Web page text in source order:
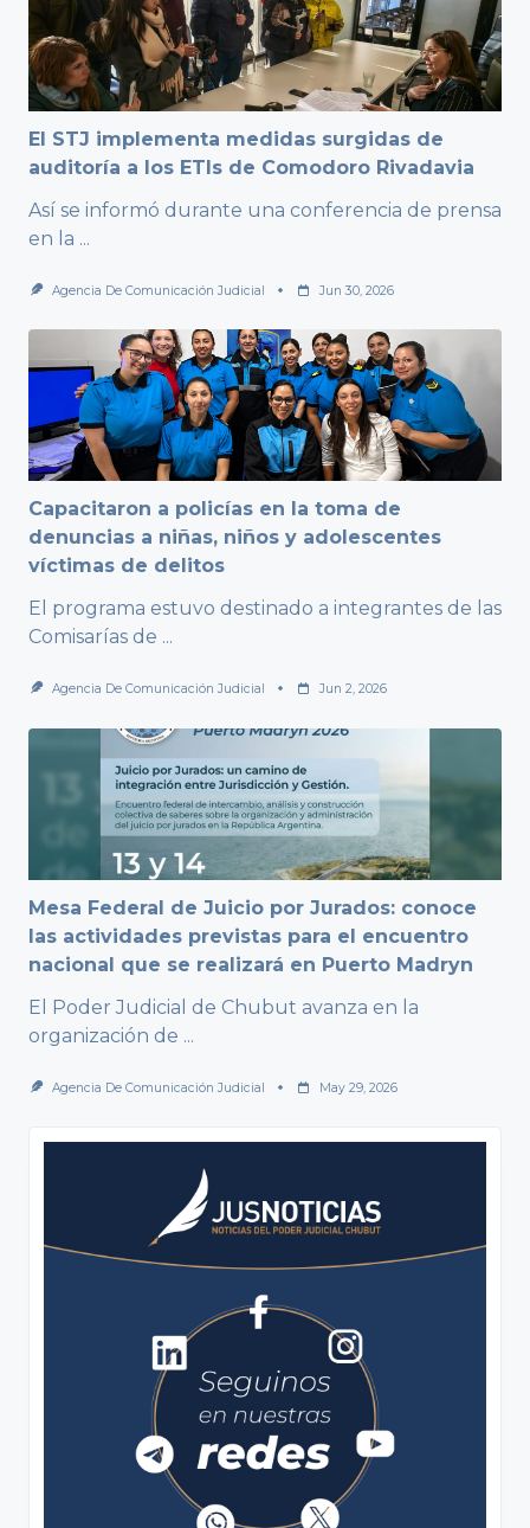
El STJ implementa medidas surgidas de
auditoría a los ETIs de Comodoro Rivadavia
Así se informó durante una conferencia de prensa
en la ...
Agencia De Comunicación Judicial Jun 30, 2026
Capacitaron a policías en la toma de
denuncias a niñas, niños y adolescentes
víctimas de delitos
El programa estuvo destinado a integrantes de las
Comisarías de ...
Agencia De Comunicación Judicial Jun 2, 2026
Mesa Federal de Juicio por Jurados: conoce
las actividades previstas para el encuentro
nacional que se realizará en Puerto Madryn
El Poder Judicial de Chubut avanza en la
organización de ...
Agencia De Comunicación Judicial May 29, 2026